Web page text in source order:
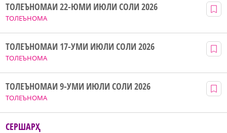
ТОЛЕЪНОМА
ТОЛЕЪНОМАИ 22-ЮМИ ИЮЛИ СОЛИ 2026
ТОЛЕЪНОМА
ТОЛЕЪНОМАИ 17-УМИ ИЮЛИ СОЛИ 2026
ТОЛЕЪНОМА
ТОЛЕЪНОМАИ 9-УМИ ИЮЛИ СОЛИ 2026
СЕРШАРҲ